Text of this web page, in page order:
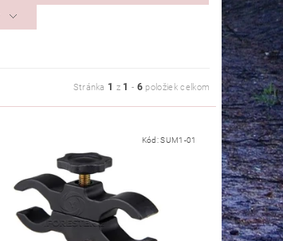
Stránka 1 z 1 - 6 položiek celkom
Kód:SUM1-01